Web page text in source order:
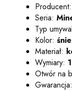
Producent:
Seria:
Typ
Kolor:
Materiał:
Wymiary:
Otwór na
Gwarancja: